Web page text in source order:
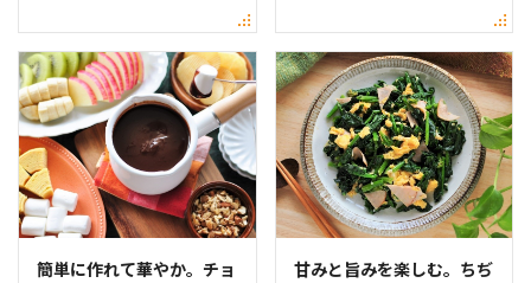
簡単に作れて華やか。チョ
甘みと旨みを楽しむ。ちぢ